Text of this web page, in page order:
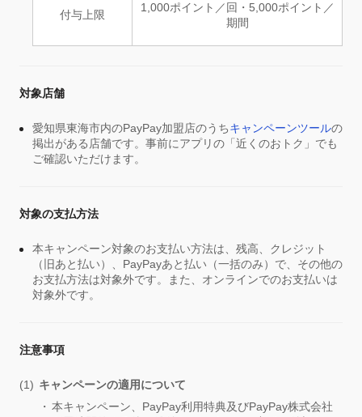
付与上限
1,000ポイント／回・5,000ポイント／
期間
対象店舗
愛知県東海市内のPayPay加盟店のうちキャンペーンツールの
掲出がある店舗です。事前にアプリの「近くのおトク」でも
ご確認いただけます。
対象の支払方法
本キャンペーン対象のお支払い方法は、残高、クレジット
（旧あと払い）、PayPayあと払い（一括のみ）で、その他の
お支払方法は対象外です。また、オンラインでのお支払いは
対象外です。
注意事項
キャンペーンの適用について
本キャンペーン、PayPay利用特典及びPayPay株式会社